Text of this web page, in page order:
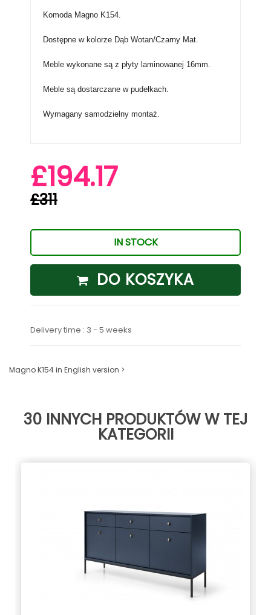
Komoda Magno K154.
Dostępne w kolorze Dąb Wotan/Czarny Mat.
Meble wykonane są z płyty laminowanej 16mm.
Meble są dostarczane w pudełkach.
Wymagany samodzielny montaż.
£194.17
£311
IN STOCK
DO KOSZYKA
Delivery time : 3 - 5 weeks
Magno K154 in English version >
30 INNYCH PRODUKTÓW W TEJ
KATEGORII